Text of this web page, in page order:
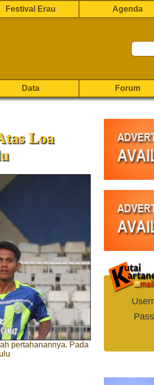
Festival Erau Agenda
Data Forum
Loa
pertahanannya. Pada